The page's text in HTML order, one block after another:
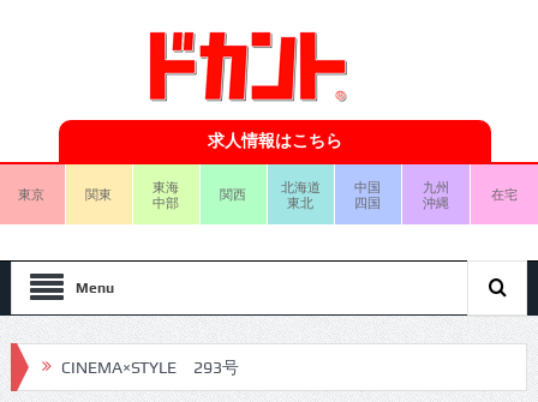
求人情報はこちら
東京 関東
東海
中部
関西
北海道
東北
中国
四国
九州
沖縄
在宅
Menu
CINEMA×STYLE 293号